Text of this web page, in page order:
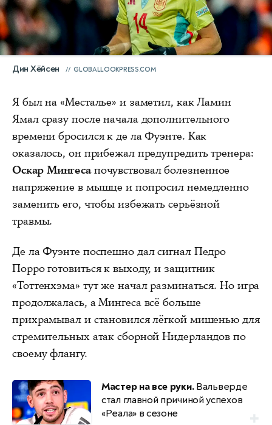
Дин Хёйсен GLOBALLOOKPRESS.COM
Я был на «Месталье» и заметил, как Ламин
Ямал сразу после начала дополнительного
времени бросился к де ла Фуэнте. Как
оказалось, он прибежал предупредить тренера:
Оскар Мингесапочувствовал болезненное
напряжение в мышце и попросил немедленно
заменить его, чтобы избежать серьёзной
травмы.
Де ла Фуэнте поспешно дал сигнал Педро
Порро готовиться к выходу, и защитник
«Тоттенхэма» тут же начал разминаться. Но игра
продолжалась, а Мингеса всё больше
прихрамывал и становился лёгкой мишенью для
стремительных атак сборной Нидерландов по
своему флангу.
Мастер на все руки.Вальверде
стал главной причиной успехов
«Реала» в сезоне